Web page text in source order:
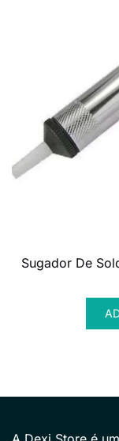
Sugador De